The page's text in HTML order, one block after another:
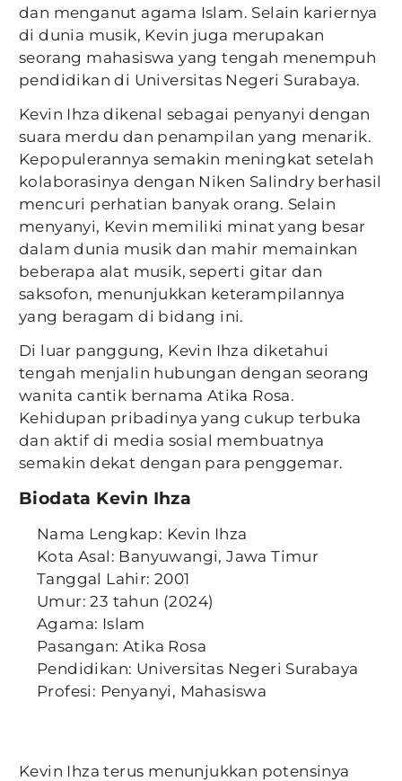
dan menganut agama Islam. Selain kariernya
di dunia musik, Kevin juga merupakan
seorang mahasiswa yang tengah menempuh
pendidikan di Universitas Negeri Surabaya.
Kevin Ihza dikenal sebagai penyanyi dengan
suara merdu dan penampilan yang menarik.
Kepopulerannya semakin meningkat setelah
kolaborasinya dengan Niken Salindry berhasil
mencuri perhatian banyak orang. Selain
menyanyi, Kevin memiliki minat yang besar
dalam dunia musik dan mahir memainkan
beberapa alat musik, seperti gitar dan
saksofon, menunjukkan keterampilannya
yang beragam di bidang ini.
Di luar panggung, Kevin Ihza diketahui
tengah menjalin hubungan dengan seorang
wanita cantik bernama Atika Rosa.
Kehidupan pribadinya yang cukup terbuka
dan aktif di media sosial membuatnya
semakin dekat dengan para penggemar.
Biodata Kevin Ihza
Nama Lengkap: Kevin Ihza
Kota Asal: Banyuwangi, Jawa Timur
Tanggal Lahir: 2001
Umur: 23 tahun (2024)
Agama: Islam
Pasangan: Atika Rosa
Pendidikan: Universitas Negeri Surabaya
Profesi: Penyanyi, Mahasiswa
Kevin Ihza terus menunjukkan potensinya